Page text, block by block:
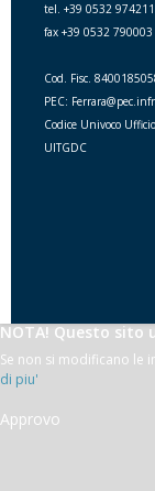
tel. +39 0532
fax +39 0532 790003
Cod. Fisc.
PEC:
Codice Univoco
UITGDC
NOTA! Questo sito
Se non si modificano le
di piu'
Approvo